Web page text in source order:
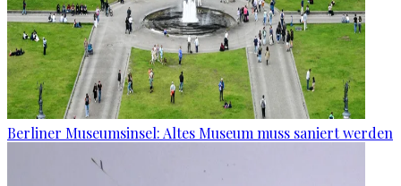
Berliner Museumsinsel: Altes Museum muss saniert werden